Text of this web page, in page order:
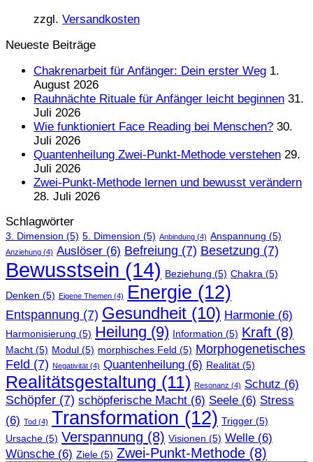
zzgl. Versandkosten
Neueste Beiträge
Chakrenarbeit für Anfänger: Dein erster Weg 1.
August 2026
Rauhnächte Rituale für Anfänger leicht beginnen 31.
Juli 2026
Wie funktioniert Face Reading bei Menschen? 30.
Juli 2026
Quantenheilung Zwei-Punkt-Methode verstehen 29.
Juli 2026
Zwei-Punkt-Methode lernen und bewusst verändern
28. Juli 2026
Schlagwörter
3. Dimension (5) 5. Dimension (5) Anbindung (4) Anspannung (5)
Anziehung (4) Auslöser (6) Befreiung (7) Besetzung (7)
Bewusstsein (14) Beziehung (5) Chakra (5)
Denken (5) Eigene Themen (4) Energie (12)
Entspannung (7) Gesundheit (10) Harmonie (6)
Harmonisierung (5) Heilung (9) Information (5) Kraft (8)
Macht (5) Modul (5) morphisches Feld (5) Morphogenetisches
Feld (7) Negativität (4) Quantenheilung (6) Realität (5)
Realitätsgestaltung (11) Resonanz (4) Schutz (6)
Schöpfer (7) schöpferische Macht (6) Seele (6) Stress
(6) Tod (4) Transformation (12) Trigger (5)
Ursache (5) Verspannung (8) Visionen (5) Welle (6)
Wünsche (6) Ziele (5) Zwei-Punkt-Methode (8)